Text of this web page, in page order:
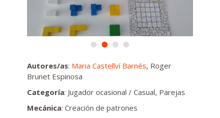
Autores/as: Maria Castellví Barnés, Roger
Brunet Espinosa
Categoría: Jugador ocasional / Casual, Parejas
Mecánica: Creación de patrones